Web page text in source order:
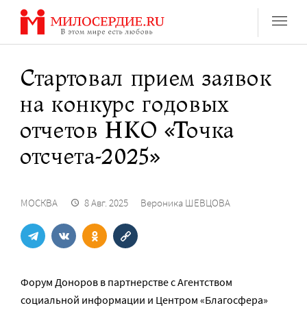
Перейти
содержанию
Стартовал прием заявок
на конкурс годовых
отчетов НКО «Точка
отсчета-2025»
МОСКВА 8 Авг. 2025 Вероника ШЕВЦОВА
Форум Доноров в партнерстве с Агентством
социальной информации и Центром «Благосфера»